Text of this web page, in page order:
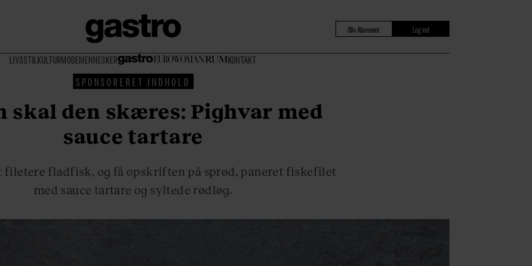
LIVSSTIL KULTURMODEMENNESKER KONTAKT
Bliv Abonnent Log ind
SPONSORERET INDHOLD
skal den skæres: Pighvar med
sauce tartare
filetere fladfisk, og få opskriften på sprød, paneret fiskefilet
med sauce tartare og syltede rødløg.